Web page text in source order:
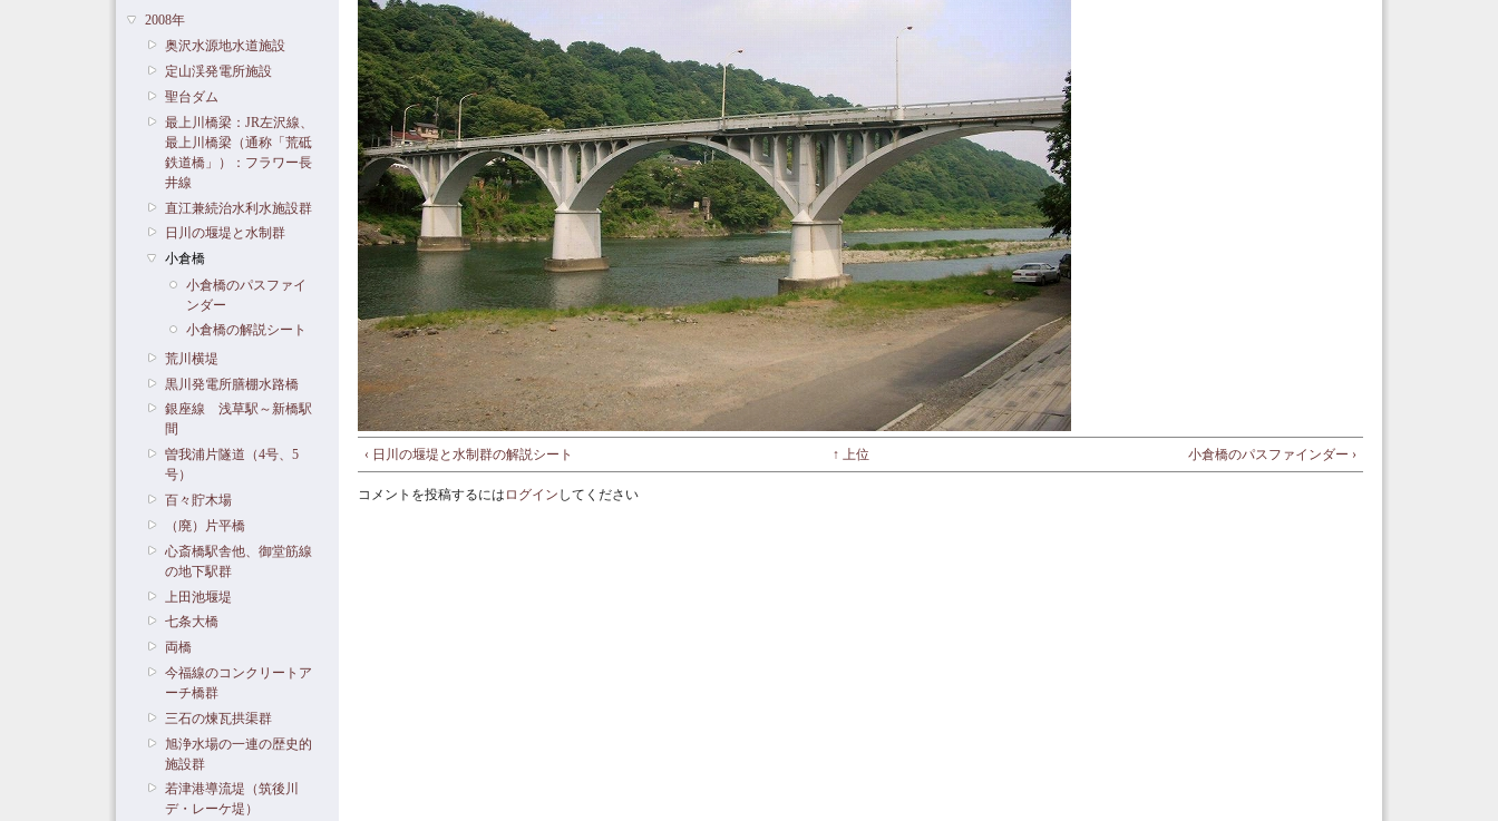
2008年
奥沢水源地水道施設
定山渓発電所施設
聖台ダム
最上川橋梁：JR左沢線、
最上川橋梁（通称「荒砥
鉄道橋」）：フラワー長
井線
直江兼続治水利水施設群
日川の堰堤と水制群
小倉橋
小倉橋のパスファイ
ンダー
小倉橋の解説シート
荒川横堤
黒川発電所膳棚水路橋
銀座線 浅草駅～新橋駅
間
曽我浦片隧道（4号、5
号）
百々貯木場
（廃）片平橋
心斎橋駅舎他、御堂筋線
の地下駅群
上田池堰堤
七条大橋
両橋
今福線のコンクリートア
ーチ橋群
三石の煉瓦拱渠群
旭浄水場の一連の歴史的
施設群
若津港導流堤（筑後川
デ・レーケ堤）
‹ 日川の堰堤と水制群の解説シート ↑ 上位 小倉橋のパスファインダー ›
コメントを投稿するには ログイン してください